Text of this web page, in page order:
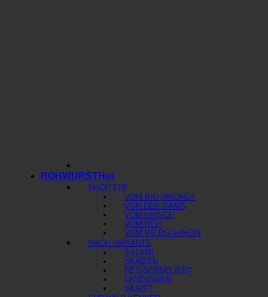
ROHWURST
NACH TYP
VOM BIO RIND
VON DER GAMS
VOM HIRSCH
VOM REH
VOM WILDSCHWEIN
NACH VARIANTE
SALAMI
WURZEN
BEISSER
LANDJÄGER
WURST